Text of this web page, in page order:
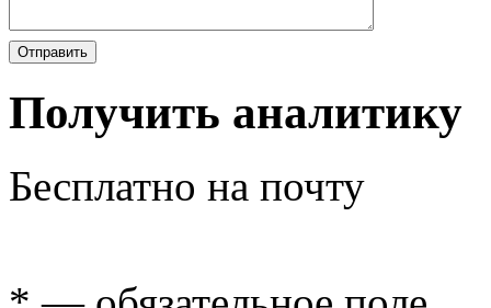
Получить аналитику
Бесплатно на почту